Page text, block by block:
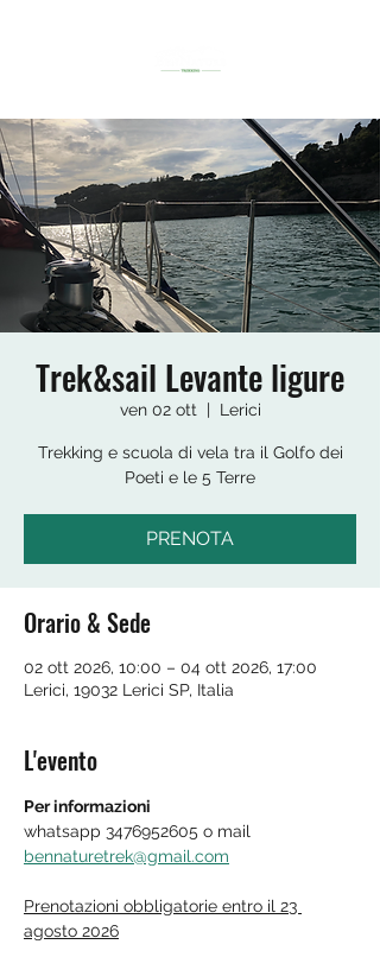
Trek&sail Levante ligure
ven 02 ott
  |
Lerici
Trekking e scuola di vela tra il Golfo dei
Poeti e le 5 Terre
PRENOTA
Orario & Sede
02 ott 2026, 10:00 – 04 ott 2026, 17:00
Lerici, 19032 Lerici SP, Italia
L'evento
Per informazioni
whatsapp 3476952605 o mail
bennaturetrek@gmail.com
Prenotazioni obbligatorie entro il 23
agosto 2026